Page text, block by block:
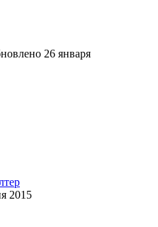
26 января
2015